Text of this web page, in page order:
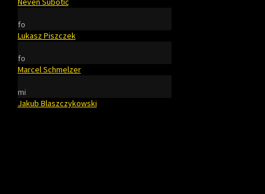
fo
Lukasz Piszczek
fo
Marcel Schmelzer
mi
Jakub Blaszczykowski